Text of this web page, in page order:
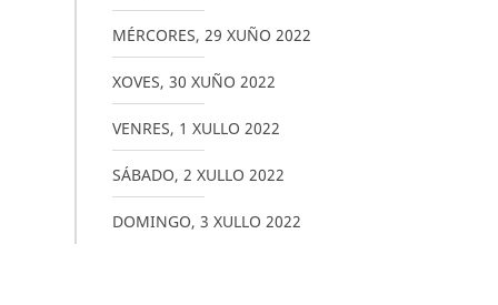
MÉRCORES, 29 XUÑO 2022
XOVES, 30 XUÑO 2022
VENRES, 1 XULLO 2022
SÁBADO, 2 XULLO 2022
DOMINGO, 3 XULLO 2022